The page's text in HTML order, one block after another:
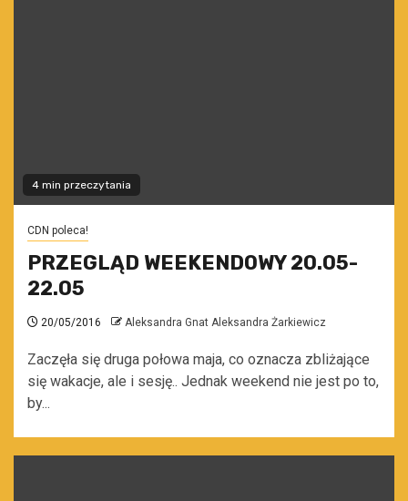
4 min przeczytania
CDN poleca!
PRZEGLĄD WEEKENDOWY 20.05-
22.05
20/05/2016 Aleksandra Gnat Aleksandra Żarkiewicz
Zaczęła się druga połowa maja, co oznacza zbliżające
się wakacje, ale i sesję.. Jednak weekend nie jest po to,
by...